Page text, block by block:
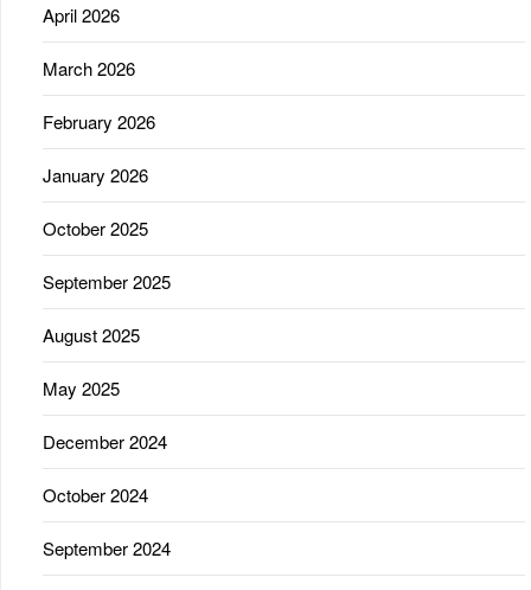
April 2026
March 2026
February 2026
January 2026
October 2025
September 2025
August 2025
May 2025
December 2024
October 2024
September 2024